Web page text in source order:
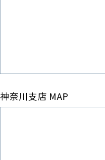
神奈川支店 MAP